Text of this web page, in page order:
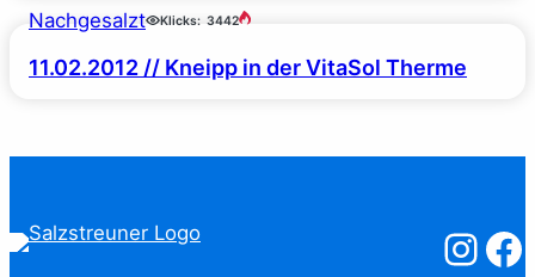
Nachgesalzt Klicks: 3442
11.02.2012 // Kneipp in der VitaSol Therme